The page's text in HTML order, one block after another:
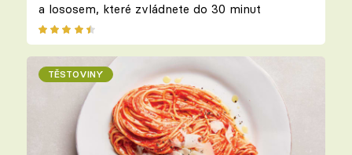
a lososem, které zvládnete do 30 minut
TĚSTOVINY